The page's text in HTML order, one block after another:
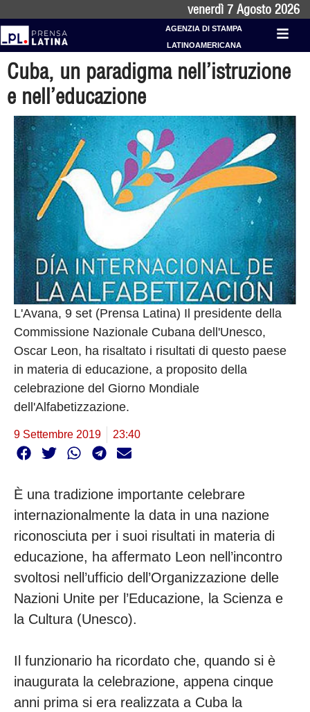
venerdì 7 Agosto 2026
AGENZIA DI STAMPA
LATINOAMERICANA
Cuba, un paradigma nell’istruzione
e nell’educazione
L'Avana, 9 set (Prensa Latina) Il presidente della
Commissione Nazionale Cubana dell'Unesco,
Oscar Leon, ha risaltato i risultati di questo paese
in materia di educazione, a proposito della
celebrazione del Giorno Mondiale
dell'Alfabetizzazione.
9 Settembre 2019 23:40
È una tradizione importante celebrare
internazionalmente la data in una nazione
riconosciuta per i suoi risultati in materia di
educazione, ha affermato Leon nell’incontro
svoltosi nell’ufficio dell’Organizzazione delle
Nazioni Unite per l’Educazione, la Scienza e
la Cultura (Unesco).
Il funzionario ha ricordato che, quando si è
inaugurata la celebrazione, appena cinque
anni prima si era realizzata a Cuba la